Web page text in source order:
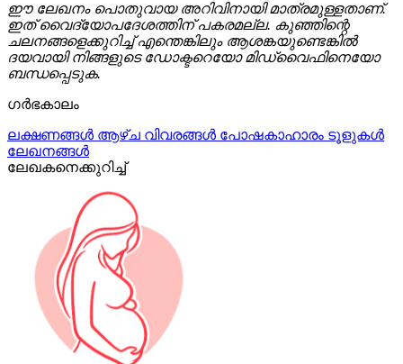
ഈ ലേഖനം പൊതുവായ അറിവിനായി മാത്രമുള്ളതാണ്.
ഇത് വൈദ്യോപദേശത്തിന് പകരമല്ല. കുഞ്ഞിന്റെ
ചലനങ്ങളെക്കുറിച്ച് എന്തെങ്കിലും ആശങ്കയുണ്ടെങ്കിൽ
ദയവായി നിങ്ങളുടെ ഡോക്ടറെയോ മിഡ്‌വൈഫിനെയോ
ബന്ധപ്പെടുക.
ഗർഭകാലം
ലക്ഷണങ്ങൾ ആഴ്ച വിവരങ്ങൾ പോഷകാഹാരം ടൂളുകൾ
ലേഖനങ്ങൾ
ലേഖകനെക്കുറിച്ച്